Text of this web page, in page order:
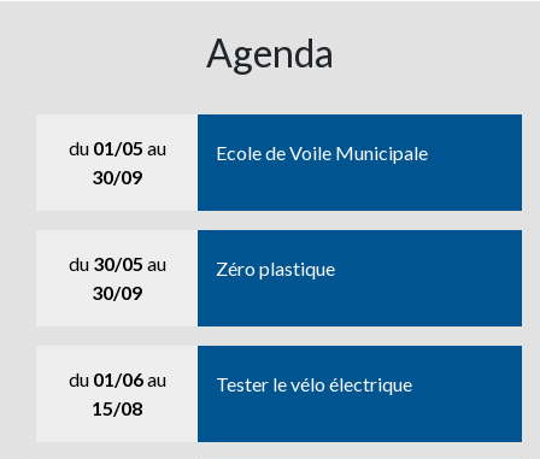
Agenda
du 01/05 au
30/09
Ecole de Voile Municipale
du 30/05 au
30/09
Zéro plastique
du 01/06au
15/08
Tester le vélo électrique